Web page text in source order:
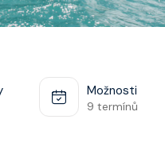
Možnosti
9 termínů